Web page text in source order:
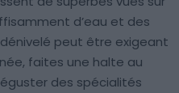
d’eau et des
peut être exigeant
faites une halte au
des spécialités